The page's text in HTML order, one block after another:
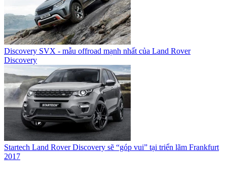
Discovery SVX - mẫu offroad mạnh nhất của Land Rover
Discovery
Startech Land Rover Discovery sẽ “góp vui” tại triển lãm Frankfurt
2017